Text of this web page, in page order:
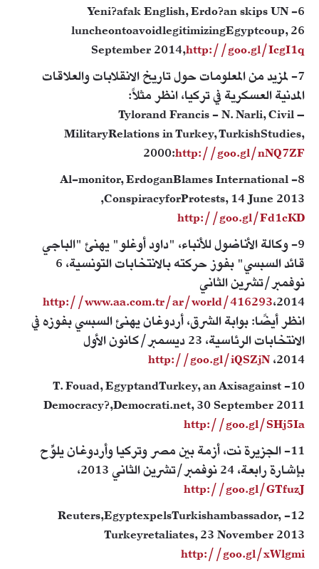
6- Yeni?afak English, Erdo?an skips UN
luncheontoavoidlegitimizingEgyptcoup, 26
September 2014,http://goo.gl/IcgI1q
7- لمزيد من المعلومات حول تاريخ الانقلابات والعلاقات
المدنية العسكرية في تركيا، انظر مثلاً:
Tylorand Francis - N. Narli, Civil –
MilitaryRelations in Turkey, TurkishStudies,
2000:http://goo.gl/nNQ7ZF
8- Al-monitor, ErdoganBlames International
ConspiracyforProtests, 14 June 2013,
http://goo.gl/Fd1cKD
9- وكالة الأناضول للأنباء، "داود أوغلو" يهنئ "الباجي
قائد السبسي" بفوز حركته بالانتخابات التونسية، 6
نوفمبر/تشرين الثاني
2014، http://www.aa.com.tr/ar/world/416293
انظر أيضًا: بوابة الشرق، أردوغان يهنئ السبسي بفوزه في
الانتخابات الرئاسية، 23 ديسمبر/كانون الأول
2014، http://goo.gl/iQSZjN
10- T. Fouad, EgyptandTurkey, an Axisagainst
Democracy?,Democrati.net, 30 September 2011
http://goo.gl/SHj5Ia
11- الجزيرة نت، أزمة بين مصر وتركيا وأردوغان يلوِّح
بإشارة رابعة، 24 نوفمبر/تشرين الثاني 2013،
http://goo.gl/GTfuzJ
12- Reuters,EgyptexpelsTurkishambassador,
Turkeyretaliates, 23 November 2013
http://goo.gl/xWlgmi